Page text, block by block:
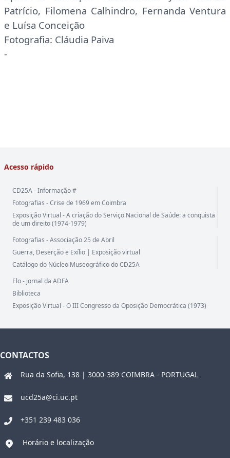
Patrício, Filomena Calhindro, Fernanda Ventura
e Luísa Conceição
Fotografia: Cláudia Paiva
-
Acesso rápido
CD25A - Informação #
Fotografias - Crise de 1969 em Coimbra
Exposição Virtual - A criação do Serviço Nacional de Saúde: a conquista
de um direito (1974-1979)
Fotografias - Associação 25 de Abril
Guerra, Deserção e Exílio | Exposição virtual
Catálogo do Núcleo Museográfico do CD25A
Elo - jornal da ADFA
Biblioteca
Exposição Virtual - O III Congresso da Oposição Democrática (1973)
CONTACTOS
Rua da Sofia, 138 | 3000-389 COIMBRA - PORTUGAL
ucd25a@ci.uc.pt
+351 239 483 036
Horário e localização